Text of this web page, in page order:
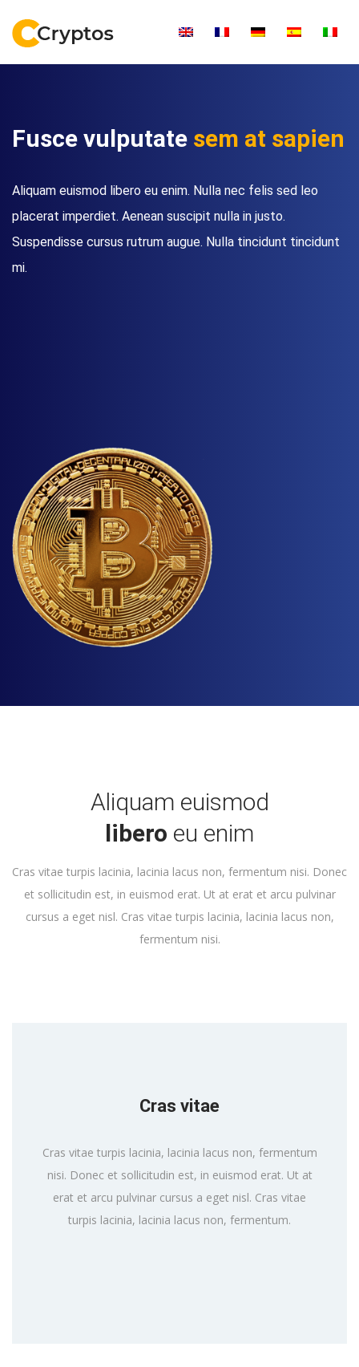
Fusce vulputate sem at sapien
Aliquam euismod libero eu enim. Nulla nec felis sed leo
placerat imperdiet. Aenean suscipit nulla in justo.
Suspendisse cursus rutrum augue. Nulla tincidunt tincidunt
mi.
Aliquam euismod
libero eu enim
Cras vitae turpis lacinia, lacinia lacus non, fermentum nisi. Donec
et sollicitudin est, in euismod erat. Ut at erat et arcu pulvinar
cursus a eget nisl. Cras vitae turpis lacinia, lacinia lacus non,
fermentum nisi.
Cras vitae
Cras vitae turpis lacinia, lacinia lacus non, fermentum
nisi. Donec et sollicitudin est, in euismod erat. Ut at
erat et arcu pulvinar cursus a eget nisl. Cras vitae
turpis lacinia, lacinia lacus non, fermentum.